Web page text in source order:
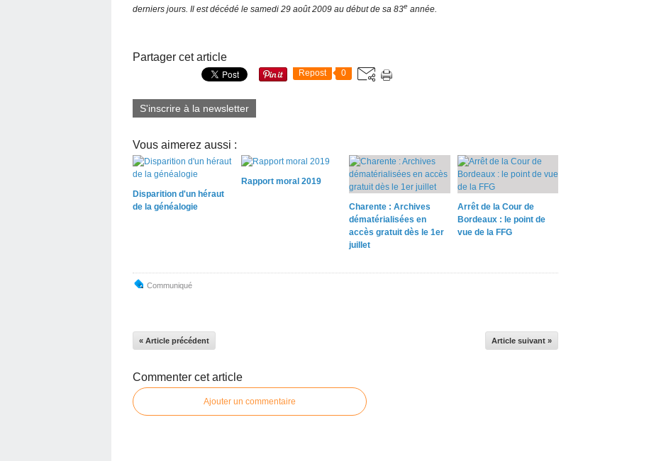
derniers jours. Il est décédé le samedi 29 août 2009 au début de sa 83e année.
Partager cet article
Repost 0
S'inscrire à la newsletter
Vous aimerez aussi :
Disparition d'un héraut
de la généalogie
Rapport moral 2019
Charente : Archives
dématérialisées en
accès gratuit dès le 1er
juillet
Arrêt de la Cour de
Bordeaux : le point de
vue de la FFG
Communiqué
« Article précédent Article suivant »
Commenter cet article
Ajouter un commentaire